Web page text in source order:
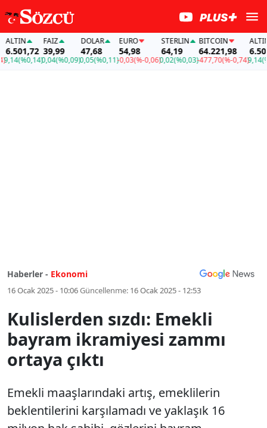
(%0,14)
FAİZ
39,99
0,04(%0,09)
DOLAR
47,68
0,05(%0,11)
EURO
54,98
-0,03(%-0,06)
STERLIN
64,19
0,02(%0,03)
BITCOIN
64.221,98
-477,70(%-0,74)
ALTIN
9,14
Haberler - Ekonomi
16 Ocak 2025 - 10:06Güncellenme: 16 Ocak 2025 - 12:53
Kulislerden sızdı: Emekli
bayram ikramiyesi zammı
ortaya çıktı
Emekli maaşlarındaki artış, emeklilerin
beklentilerini karşılamadı ve yaklaşık 16